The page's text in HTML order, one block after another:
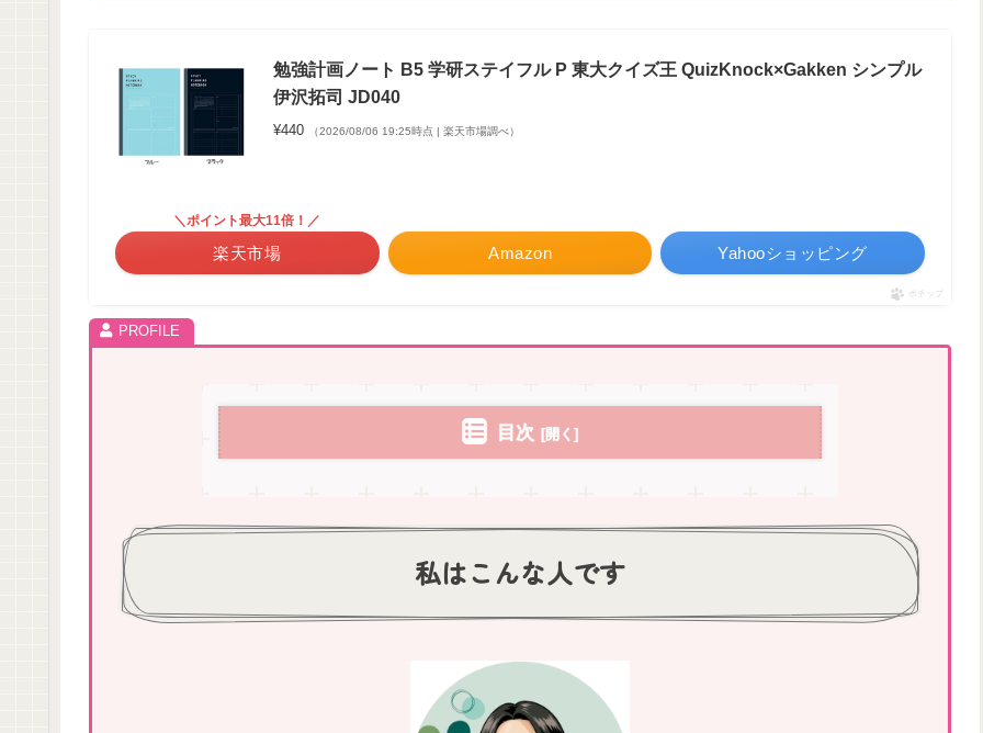
勉強計画ノート B5 学研ステイフル P 東大クイズ王 QuizKnock×Gakken シンプル
伊沢拓司 JD040
¥440 （2026/08/06 19:25時点 | 楽天市場調べ）
Amazon
＼ポイント最大11倍！／
楽天市場 Yahooショッピング
ポチップ
目次
私はこんな人です